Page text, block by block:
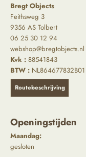
Bregt Objects
Feithsweg 3
9356 AS Tolbert
06 25 30 12 94
webshop@bregtobjects.nl
Kvk : 88541843
BTW : NL864677832B01
Routebeschrijving
Openingstijden
Maandag:
gesloten